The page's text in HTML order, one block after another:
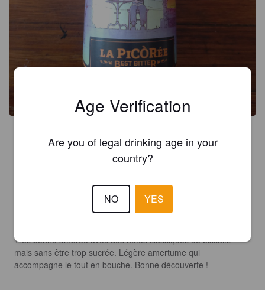
Très bel assemblage, très bon arrière goût houblonné
Très bonne ambrée avec des notes classiques de biscuits
mais sans être trop sucrée. Légère amertume qui
accompagne le tout en bouche. Bonne découverte !
Age Verification
Are you of legal drinking age in your
country?
NO YES